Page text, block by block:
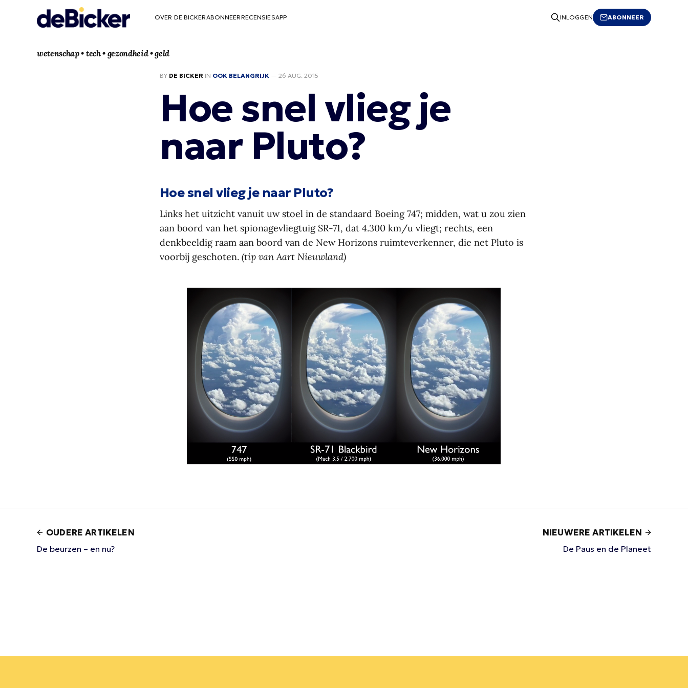
OVER DE BICKERABONNEERRECENSIESAPP INLOGGEN ABONNEER
wetenschap • tech • gezondheid • geld
BY DE BICKER IN OOK BELANGRIJK — 26 AUG. 2015
Hoe snel vlieg je
naar Pluto?
Hoe snel vlieg je naar Pluto?
Links het uitzicht vanuit uw stoel in de standaard Boeing 747; midden, wat u zou zien
aan boord van het spionagevliegtuig SR-71, dat 4.300 km/u vliegt; rechts, een
denkbeeldig raam aan boord van de New Horizons ruimteverkenner, die net Pluto is
voorbij geschoten. (tip van Aart Nieuwland)
OUDERE ARTIKELEN
De beurzen – en nu?
NIEUWERE ARTIKELEN
De Paus en de Planeet